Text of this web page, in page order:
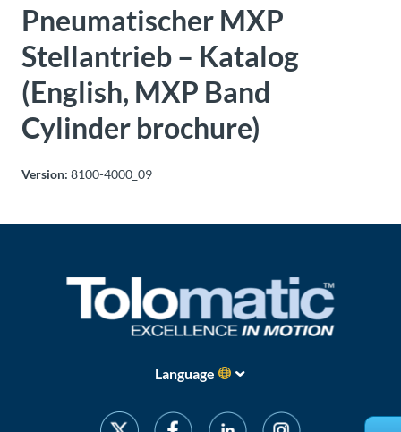
Pneumatischer MXP
Stellantrieb – Katalog
(English, MXP Band
Cylinder brochure)
Version: 8100-4000_09
Language
Veranstaltungen
Dealer
Portal